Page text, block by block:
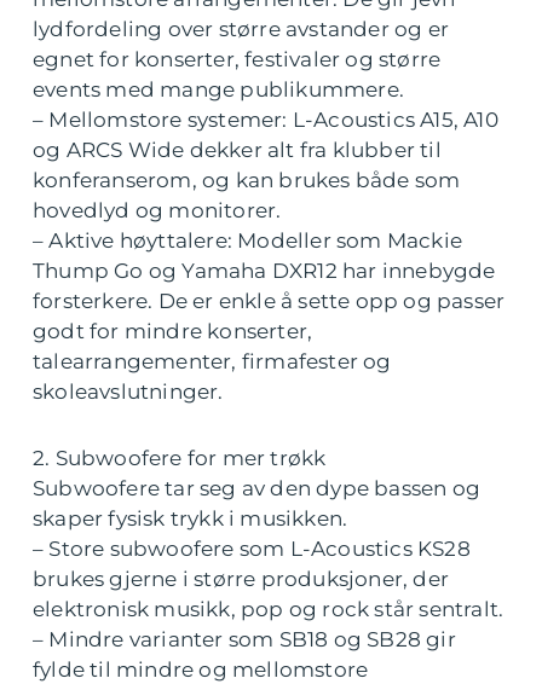
lydfordeling over større avstander og er
egnet for konserter, festivaler og større
events med mange publikummere.
– Mellomstore systemer: L-Acoustics A15, A10
og ARCS Wide dekker alt fra klubber til
konferanserom, og kan brukes både som
hovedlyd og monitorer.
– Aktive høyttalere: Modeller som Mackie
Thump Go og Yamaha DXR12 har innebygde
forsterkere. De er enkle å sette opp og passer
godt for mindre konserter,
talearrangementer, firmafester og
skoleavslutninger.
2. Subwoofere for mer trøkk
Subwoofere tar seg av den dype bassen og
skaper fysisk trykk i musikken.
– Store subwoofere som L-Acoustics KS28
brukes gjerne i større produksjoner, der
elektronisk musikk, pop og rock står sentralt.
– Mindre varianter som SB18 og SB28 gir
fylde til mindre og mellomstore